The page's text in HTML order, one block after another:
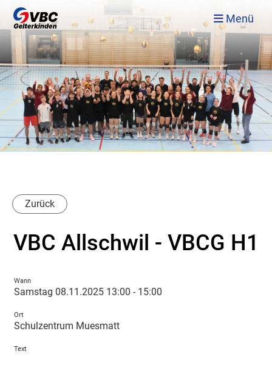
Menü
Zurück
VBC Allschwil - VBCG H1
Wann
Samstag 08.11.2025 13:00 - 15:00
Ort
Schulzentrum Muesmatt
Text